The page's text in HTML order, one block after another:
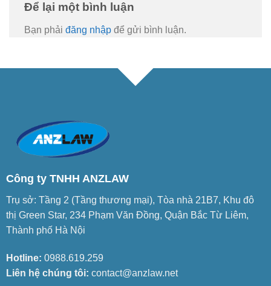
Để lại một bình luận
Bạn phải đăng nhập để gửi bình luận.
Công ty TNHH ANZLAW
Trụ sở: Tầng 2 (Tầng thương mại), Tòa nhà 21B7, Khu đô
thị Green Star, 234 Phạm Văn Đồng, Quận Bắc Từ Liêm,
Thành phố Hà Nội
Hotline: 0988.619.259
Liên hệ chúng tôi: contact@anzlaw.net